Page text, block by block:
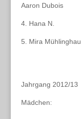
Aaron Dubois
4. Hana N.
5. Mira
Jahrgang 2012/13
Mädchen: